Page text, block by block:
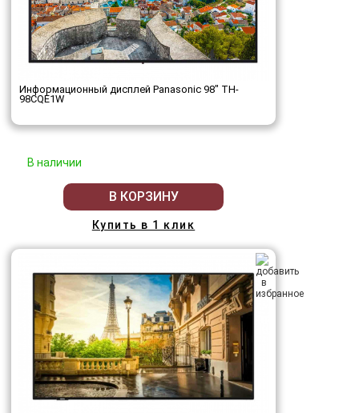
Информационный дисплей Panasonic 98" TH-
98CQE1W
В наличии
В КОРЗИНУ
Купить в 1 клик